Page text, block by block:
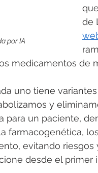
por IA
de
medicamentos de
uno tiene
y
para un paciente,
farmacogenética,
evitando
desde el primer